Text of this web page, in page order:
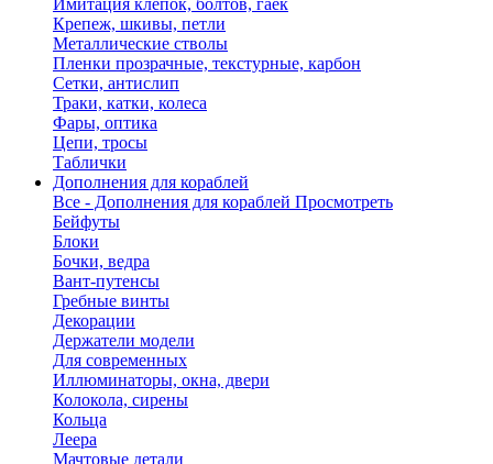
Имитация клепок, болтов, гаек
Крепеж, шкивы, петли
Металлические стволы
Пленки прозрачные, текстурные, карбон
Сетки, антислип
Траки, катки, колеса
Фары, оптика
Цепи, тросы
Таблички
Дополнения для кораблей
Все - Дополнения для кораблей Просмотреть
Бейфуты
Блоки
Бочки, ведра
Вант-путенсы
Гребные винты
Декорации
Держатели модели
Для современных
Иллюминаторы, окна, двери
Колокола, сирены
Кольца
Леера
Мачтовые детали